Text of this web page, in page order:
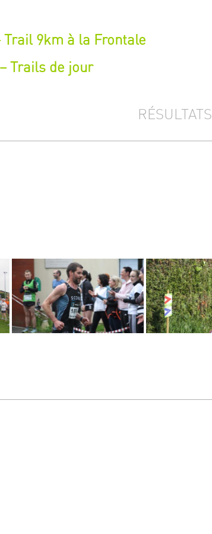
Trail 9km à la Frontale
Trails de jour
RÉSULTATS